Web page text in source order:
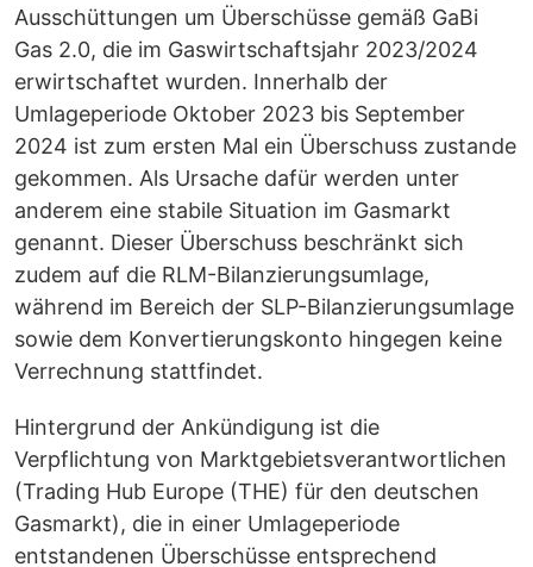
Ausschüttungen um Überschüsse gemäß GaBi
Gas 2.0, die im Gaswirtschaftsjahr 2023/2024
erwirtschaftet wurden. Innerhalb der
Umlageperiode Oktober 2023 bis September
2024 ist zum ersten Mal ein Überschuss zustande
gekommen. Als Ursache dafür werden unter
anderem eine stabile Situation im Gasmarkt
genannt. Dieser Überschuss beschränkt sich
zudem auf die RLM-Bilanzierungsumlage,
während im Bereich der SLP-Bilanzierungsumlage
sowie dem Konvertierungskonto hingegen keine
Verrechnung stattfindet.
Hintergrund der Ankündigung ist die
Verpflichtung von Marktgebietsverantwortlichen
(Trading Hub Europe (THE) für den deutschen
Gasmarkt), die in einer Umlageperiode
entstandenen Überschüsse entsprechend